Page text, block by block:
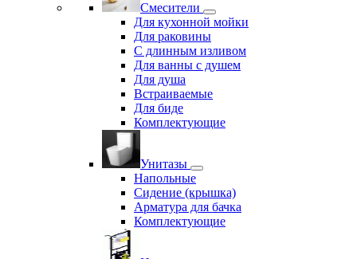
Смесители
Для кухонной мойки
Для раковины
С длинным изливом
Для ванны с душем
Для душа
Встраиваемые
Для биде
Комплектующие
Унитазы
Напольные
Сидение (крышка)
Арматура для бачка
Комплектующие